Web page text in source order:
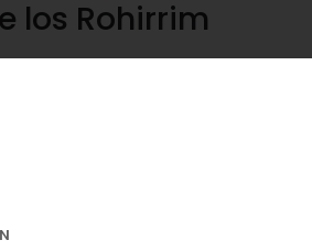
los Rohirrim